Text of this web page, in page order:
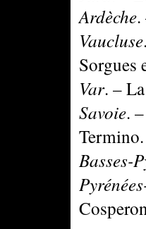
Ardèche.
Vaucluse
Sorgues
Var. –
Savoie.
Termino.
Basses-